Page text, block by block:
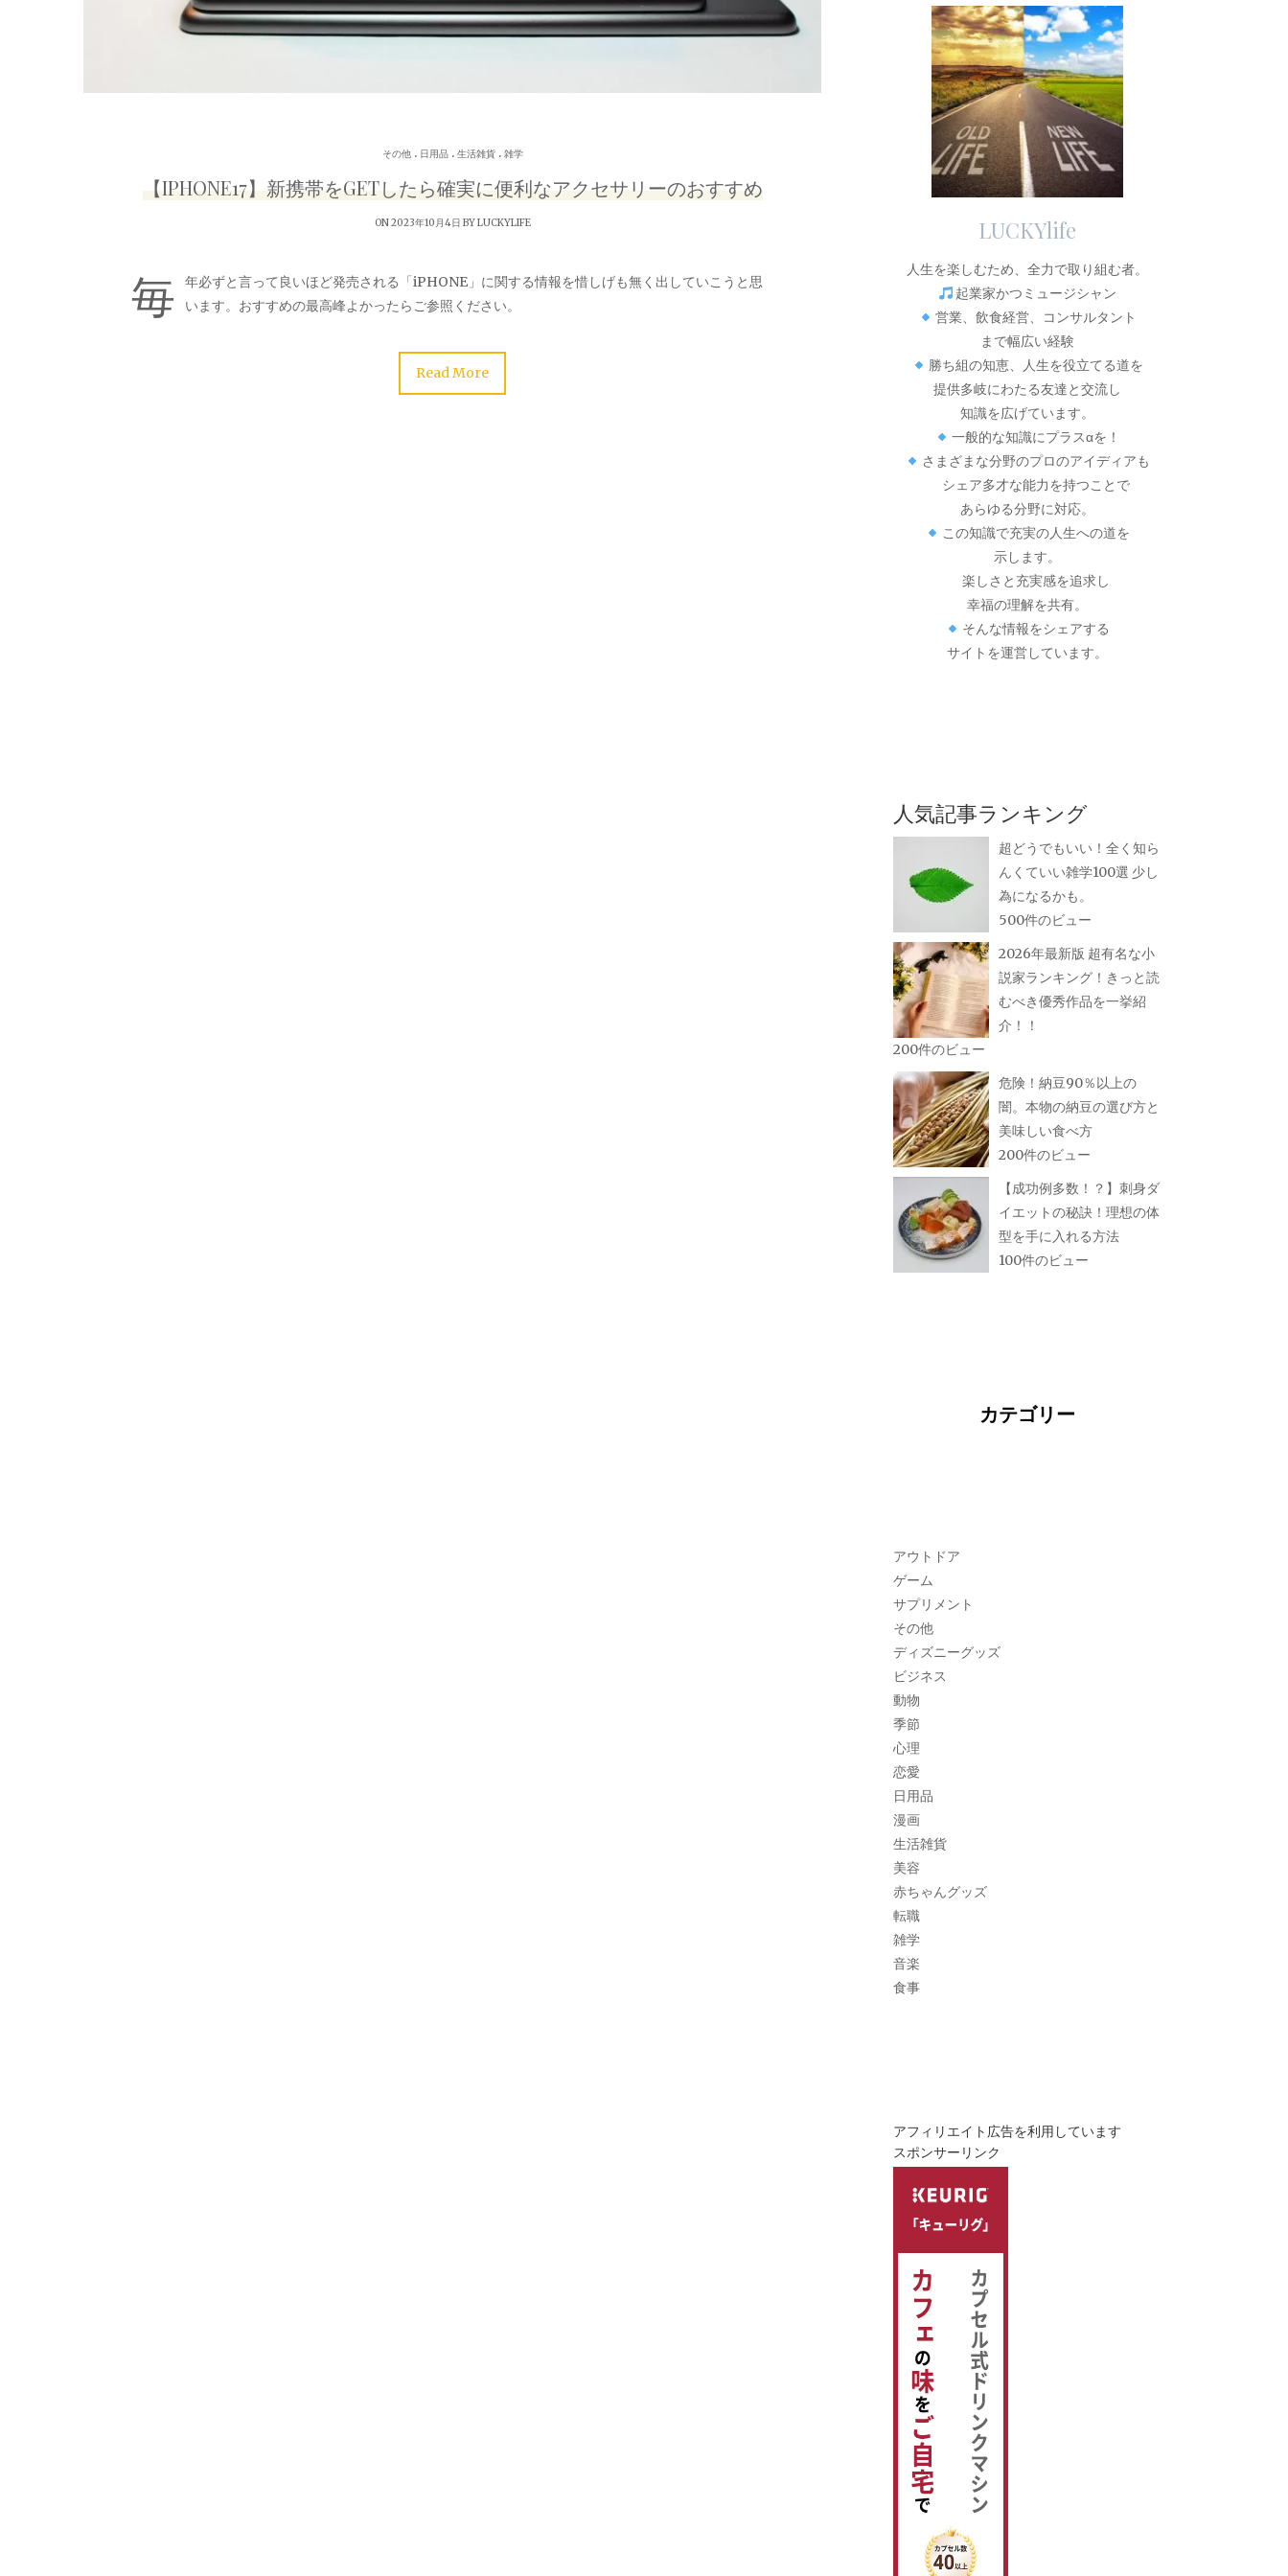
その他. 日用品. 生活雑貨. 雑学
【IPHONE17】新携帯をGETしたら確実に便利なアクセサリーのおすすめ
ON 2023年10月4日 BYLUCKYLIFE
毎
年必ずと言って良いほど発売される「iPHONE」に関する情報を惜しげも無く出していこうと思
います。おすすめの最高峰よかったらご参照ください。
Read More
LUCKYlife
人生を楽しむため、全力で取り組む者。
起業家かつミュージシャン
営業、飲食経営、コンサルタント
まで幅広い経験
勝ち組の知恵、人生を役立てる道を
提供多岐にわたる友達と交流し
知識を広げています。
一般的な知識にプラスαを！
さまざまな分野のプロのアイディアも
シェア多才な能力を持つことで
あらゆる分野に対応。
この知識で充実の人生への道を
示します。
楽しさと充実感を追求し
幸福の理解を共有。
そんな情報をシェアする
サイトを運営しています。
人気記事ランキング
超どうでもいい！全く知ら
んくていい雑学100選 少し
為になるかも。
500件のビュー
2026年最新版 超有名な小
説家ランキング！きっと読
むべき優秀作品を一挙紹
介！！
200件のビュー
危険！納豆90％以上の
闇。本物の納豆の選び方と
美味しい食べ方
200件のビュー
【成功例多数！？】刺身ダ
イエットの秘訣！理想の体
型を手に入れる方法
100件のビュー
カテゴリー
アウトドア
ゲーム
サプリメント
その他
ディズニーグッズ
ビジネス
動物
季節
心理
恋愛
日用品
漫画
生活雑貨
美容
赤ちゃんグッズ
転職
雑学
音楽
食事
アフィリエイト広告を利用しています
スポンサーリンク